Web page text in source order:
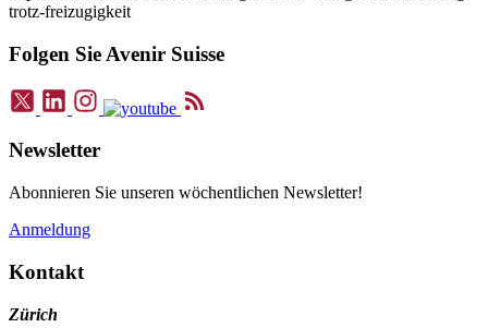
trotz-freizugigkeit
Folgen Sie Avenir Suisse
Newsletter
Abonnieren Sie unseren wöchentlichen Newsletter!
Anmeldung
Kontakt
Zürich